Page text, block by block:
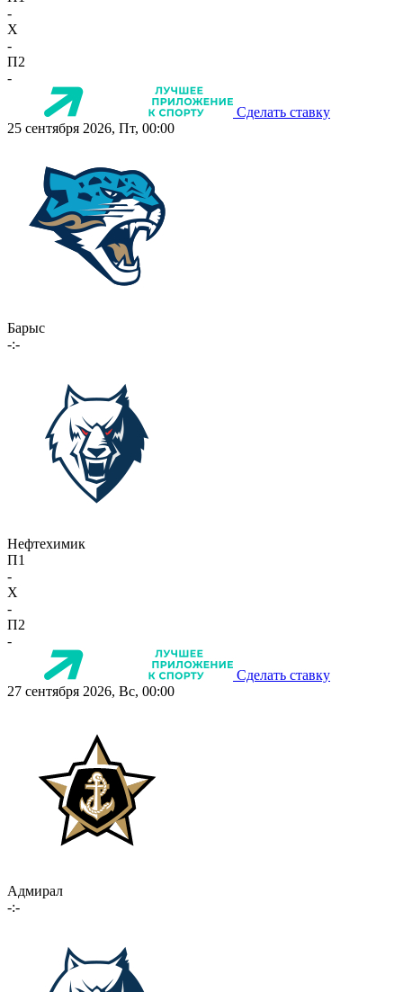
-
X
-
П2
-
Сделать ставку
25 сентября 2026, Пт, 00:00
Барыс
-:-
Нефтехимик
П1
-
X
-
П2
-
Сделать ставку
27 сентября 2026, Вс, 00:00
Адмирал
-:-